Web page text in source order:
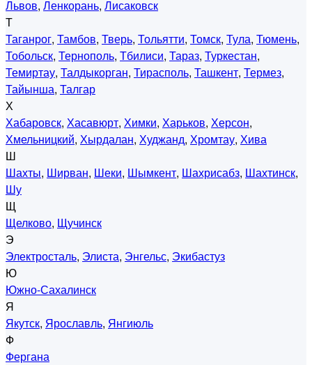
Львов, Ленкорань, Лисаковск
Т
Таганрог, Тамбов, Тверь, Тольятти, Томск, Тула, Тюмень,
Тобольск, Тернополь, Тбилиси, Тараз, Туркестан,
Темиртау, Талдыкорган, Тирасполь, Ташкент, Термез,
Тайынша, Талгар
Х
Хабаровск, Хасавюрт, Химки, Харьков, Херсон,
Хмельницкий, Хырдалан, Худжанд, Хромтау, Хива
Ш
Шахты, Ширван, Шеки, Шымкент, Шахрисабз, Шахтинск,
Шу
Щ
Щелково, Щучинск
Э
Электросталь, Элиста, Энгельс, Экибастуз
Ю
Южно-Сахалинск
Я
Якутск, Ярославль, Янгиюль
Ф
Фергана